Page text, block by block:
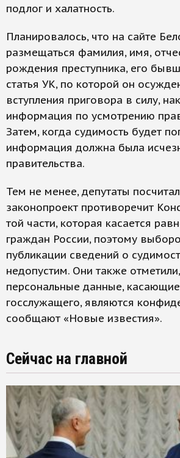
подлог и халатность.
Планировалось, что на сайте
размещаться фамилия, имя,
рождения преступника, его
статья УК, по которой он
вступления приговора в силу,
информация по усмотрению
Затем, когда судимость будет
информация должна была
правительства.
Тем не менее, депутаты
законопроект противоречит
той части, которая касается
граждан России, поэтому
публикации сведений о
недопустим. Они также
персональные данные,
госслужащего, являются
сообщают «Новые известия».
Сейчас на главной